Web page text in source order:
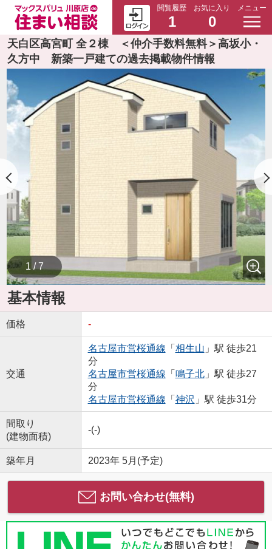
閲覧履歴
1
お気に入り
0
メニュー
天白区高宮町 全２棟 ＜仲介手数料無料＞高坂小・
久方中 新築一戸建ての過去掲載物件情報
1 / 7
基本情報
価格 -
交通
名古屋市営桜通線 「 相生山 」駅 徒歩21
分
名古屋市営桜通線 「 鳴子北」駅 徒歩27
分
名古屋市営桜通線 「 神沢 」駅 徒歩31分
間取り
(建物面積)
-(-)
築年月 2023年 5月(予定)
お問い合わせ(無料)